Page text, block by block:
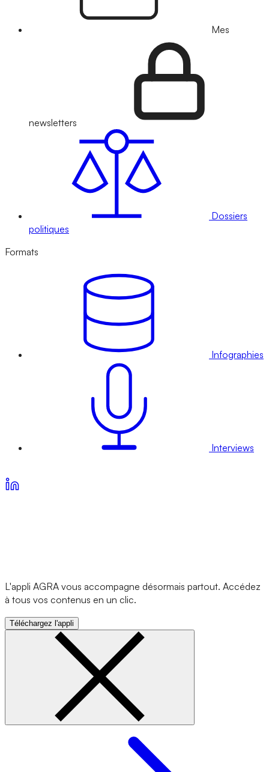
Mes
newsletters
Dossiers
politiques
Formats
Infographies
Interviews
L'appli AGRA vous accompagne désormais partout. Accédez
à tous vos contenus en un clic.
Téléchargez l'appli